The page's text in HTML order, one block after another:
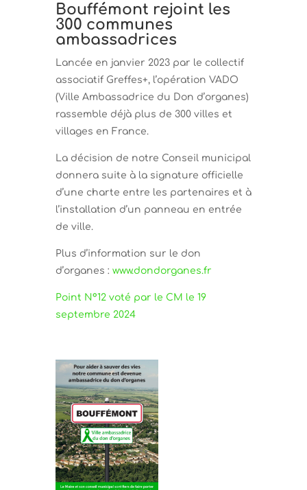
Bouffémont rejoint les
300 communes
ambassadrices
Lancée en janvier 2023 par le collectif
associatif Greffes+, l’opération VADO
(Ville Ambassadrice du Don d’organes)
rassemble déjà plus de 300 villes et
villages en France.
La décision de notre Conseil municipal
donnera suite à la signature officielle
d’une charte entre les partenaires et à
l’installation d’un panneau en entrée
de ville.
Plus d’information sur le don
d’organes : www.dondorganes.fr
Point N°12 voté par le CM le 19
septembre 2024